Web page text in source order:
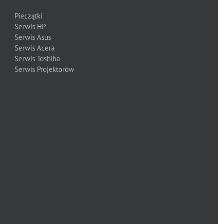
Pieczątki
Serwis HP
Serwis Asus
Serwis Acera
Serwis Toshiba
Serwis Projektorów